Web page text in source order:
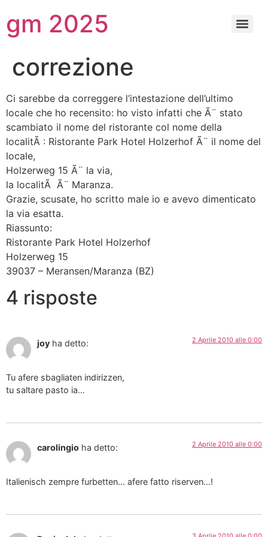
gm 2025
correzione
Ci sarebbe da correggere l’intestazione dell’ultimo
locale che ho recensito: ho visto infatti che Ã¨ stato
scambiato il nome del ristorante col nome della
localitÃ : Ristorante Park Hotel Holzerhof Ã¨ il nome del
locale,
Holzerweg 15 Ã¨ la via,
la localitÃ Ã¨ Maranza.
Grazie, scusate, ho scritto male io e avevo dimenticato
la via esatta.
Riassunto:
Ristorante Park Hotel Holzerhof
Holzerweg 15
39037 – Meransen/Maranza (BZ)
4 risposte
joy ha detto: 2 Aprile 2010 alle 0:00
Tu afere sbagliaten indirizzen,
tu saltare pasto ia…
carolingio ha detto: 2 Aprile 2010 alle 0:00
Italienisch zempre furbetten… afere fatto riserven…!